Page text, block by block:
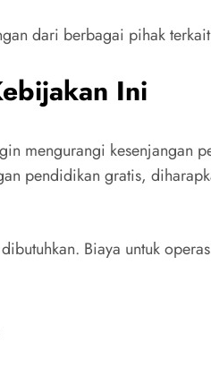
dari berbagai pihak
Ini
mengurangi kesenjangan
pendidikan gratis,
Biaya untuk